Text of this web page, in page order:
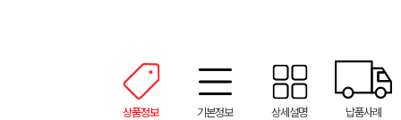
상품정보 기본정보 상세설명 납품사례